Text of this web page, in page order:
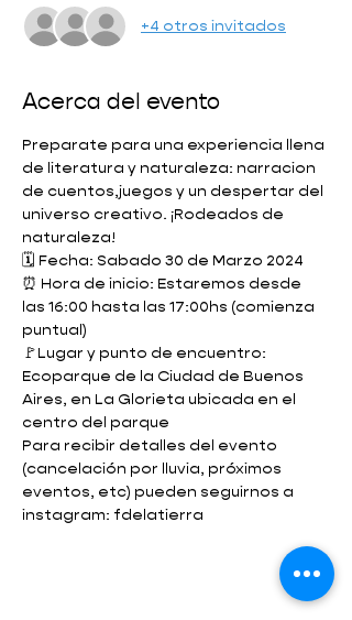
+4 otros invitados
Acerca del evento
Preparate para una experiencia llena
de literatura y naturaleza: narracion
de cuentos,juegos y un despertar del
universo creativo. ¡Rodeados de
naturaleza!
🗓️ Fecha: Sabado 30 de Marzo 2024
⏰ Hora de inicio: Estaremos desde
las 16:00 hasta las 17:00hs (comienza
puntual)
🚩Lugar y punto de encuentro:
Ecoparque de la Ciudad de Buenos
Aires, en La Glorieta ubicada en el
centro del parque
Para recibir detalles del evento
(cancelación por lluvia, próximos
eventos, etc) pueden seguirnos a
instagram: fdelatierra